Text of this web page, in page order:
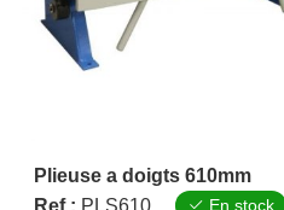
Plieuse a doigts 610mm
Ref : PLS610 En stock